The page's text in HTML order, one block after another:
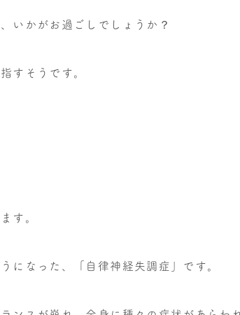
いかがお過ごしでしょうか？
すそうです。
す。
になった、「自律神経失調症」です。